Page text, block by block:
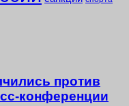
против
конференции